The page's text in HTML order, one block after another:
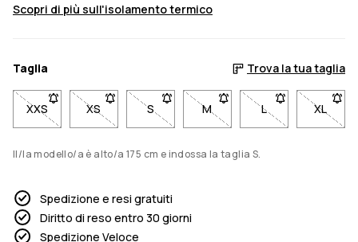
Scopri di più sull'isolamento termico
Taglia Trova la tua taglia
XXS- Taglia XXS non disponibile. Clicca per essere avvisato
XS- Taglia XS non disponibile. Clicca per essere
S- Taglia S non disponibile. Clicca per
M- Taglia M non disponibile.
L- Taglia L non
XL
-
Il/la modello/a è alto/a 175 cm e indossa la taglia S.
Spedizione e resi gratuiti
Diritto di reso entro 30 giorni
Spedizione Veloce